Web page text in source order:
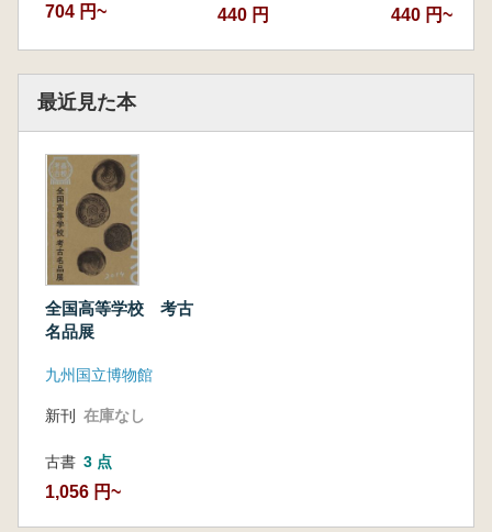
704 円~ 440 円 440 円~
最近見た本
全国高等学校 考古
名品展
九州国立博物館
新刊 在庫なし
古書 3 点
1,056 円~